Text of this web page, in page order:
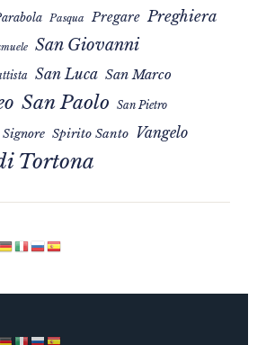
Pasqua Pregare Preghiera
San Giovanni
San Luca San Marco
San Paolo San Pietro
Signore Spirito Santo Vangelo
Tortona